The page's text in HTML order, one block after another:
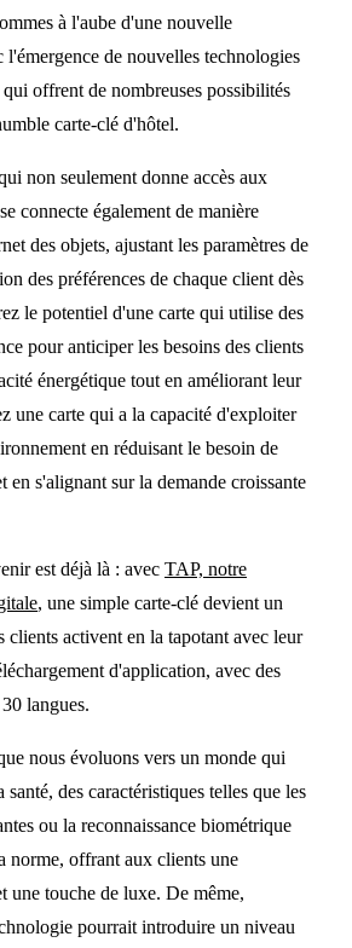
à l'aube d'une nouvelle
l'émergence de nouvelles technologies
offrent de nombreuses possibilités
carte-clé d'hôtel.
non seulement donne accès aux
connecte également de manière
des objets, ajustant les paramètres de
des préférences de chaque client dès
le potentiel d'une carte qui utilise des
pour anticiper les besoins des clients
énergétique tout en améliorant leur
une carte qui a la capacité d'exploiter
en réduisant le besoin de
en s'alignant sur la demande croissante
est déjà là : avec TAP, notre
, une simple carte-clé devient un
clients activent en la tapotant avec leur
d'application, avec des
langues.
nous évoluons vers un monde qui
des caractéristiques telles que les
ou la reconnaissance biométrique
norme, offrant aux clients une
une touche de luxe. De même,
pourrait introduire un niveau